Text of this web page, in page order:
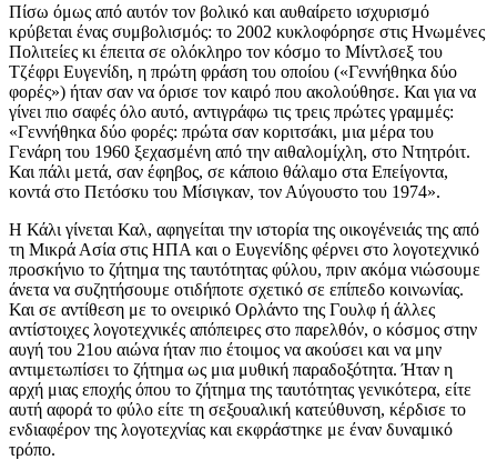
Πίσω όμως από αυτόν τον βολικό και αυθαίρετο ισχυρισμό
κρύβεται ένας συμβολισμός: το 2002 κυκλοφόρησε στις Ηνωμένες
Πολιτείες κι έπειτα σε ολόκληρο τον κόσμο το Μίντλσεξ του
Τζέφρι Ευγενίδη, η πρώτη φράση του οποίου («Γεννήθηκα δύο
φορές») ήταν σαν να όρισε τον καιρό που ακολούθησε. Και για να
γίνει πιο σαφές όλο αυτό, αντιγράφω τις τρεις πρώτες γραμμές:
«Γεννήθηκα δύο φορές: πρώτα σαν κοριτσάκι, μια μέρα του
Γενάρη του 1960 ξεχασμένη από την αιθαλομίχλη, στο Ντητρόιτ.
Και πάλι μετά, σαν έφηβος, σε κάποιο θάλαμο στα Επείγοντα,
κοντά στο Πετόσκυ του Μίσιγκαν, τον Αύγουστο του 1974».
H Κάλι γίνεται Καλ, αφηγείται την ιστορία της οικογένειάς της από
τη Μικρά Ασία στις ΗΠΑ και ο Ευγενίδης φέρνει στο λογοτεχνικό
προσκήνιο το ζήτημα της ταυτότητας φύλου, πριν ακόμα νιώσουμε
άνετα να συζητήσουμε οτιδήποτε σχετικό σε επίπεδο κοινωνίας.
Και σε αντίθεση με το ονειρικό Ορλάντο της Γουλφ ή άλλες
αντίστοιχες λογοτεχνικές απόπειρες στο παρελθόν, ο κόσμος στην
αυγή του 21ου αιώνα ήταν πιο έτοιμος να ακούσει και να μην
αντιμετωπίσει το ζήτημα ως μια μυθική παραδοξότητα. Ήταν η
αρχή μιας εποχής όπου το ζήτημα της ταυτότητας γενικότερα, είτε
αυτή αφορά το φύλο είτε τη σεξουαλική κατεύθυνση, κέρδισε το
ενδιαφέρον της λογοτεχνίας και εκφράστηκε με έναν δυναμικό
τρόπο.